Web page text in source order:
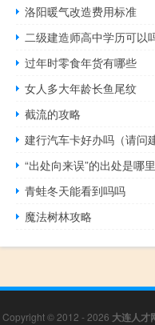
洛阳暖气改造费用标准
二级建造师高中学历可以
过年时零食年货有哪些
女人多大年龄长鱼尾纹
截流的攻略
建行汽车卡好办吗（请问
“出处向来误”的出处是哪里
青蛙冬天能看到吗吗
魔法树林攻略
Copyright © 2012 - 2026 大连人才